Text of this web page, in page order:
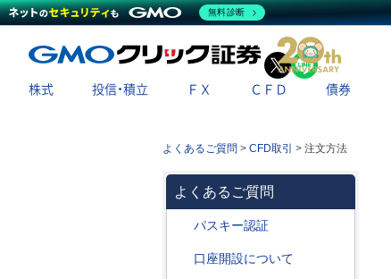
X
株式 投信・積立 ＦＸ ＣＦＤ 債券
よくあるご質問 > CFD取引 > 注文方法
よくあるご質問
パスキー認証
口座開設について
無料診断